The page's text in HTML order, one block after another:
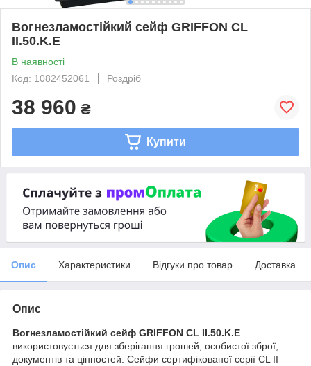
Вогнезламостійкий сейф GRIFFON CL
II.50.K.E
В наявності
Код: 1082452061
Роздріб
38 960 ₴
Купити
Опис Характеристики Відгуки про товар Доставка
Опис
Вогнезламостійкий сейф GRIFFON CL II.50.K.E
використовується для зберігання грошей, особистої зброї,
документів та цінностей. Сейфи сертифікованої серії CL II